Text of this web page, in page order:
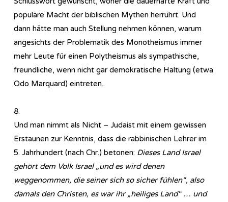
populäre Macht der biblischen Mythen herrührt. Und
dann hätte man auch Stellung nehmen können, warum
angesichts der Problematik des Monotheismus immer
mehr Leute für einen Polytheismus als sympathische,
freundliche, wenn nicht gar demokratische Haltung (etwa
Odo Marquard) eintreten.
8.
Und man nimmt als Nicht – Judaist mit einem gewissen
Erstaunen zur Kenntnis, dass die rabbinischen Lehrer im
5. Jahrhundert (nach Chr.) betonen: Dieses Land Israel
gehört dem Volk Israel „und es wird denen
weggenommen, die seiner sich so sicher fühlen“, also
damals den Christen, es war ihr „heiliges Land“ … und